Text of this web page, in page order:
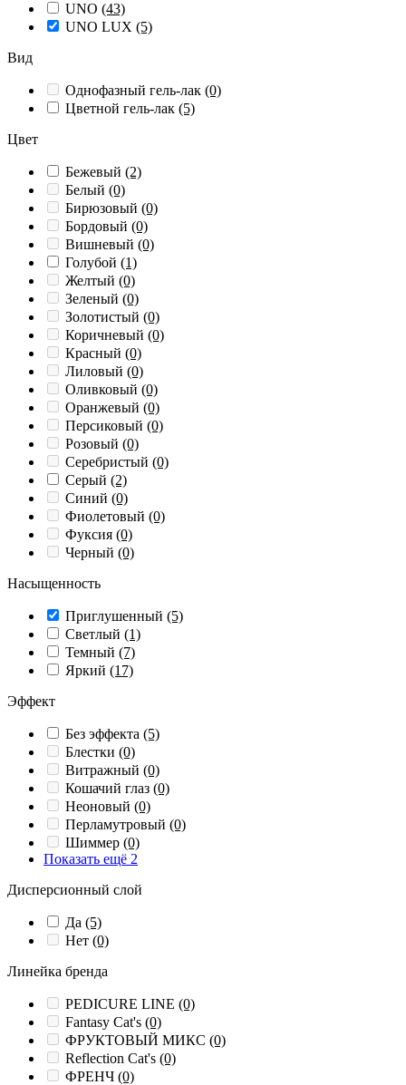
UNO (43)
UNO LUX (5)
Вид
Однофазный гель-лак (0)
Цветной гель-лак (5)
Цвет
Бежевый (2)
Белый (0)
Бирюзовый (0)
Бордовый (0)
Вишневый (0)
Голубой (1)
Желтый (0)
Зеленый (0)
Золотистый (0)
Коричневый (0)
Красный (0)
Лиловый (0)
Оливковый (0)
Оранжевый (0)
Персиковый (0)
Розовый (0)
Серебристый (0)
Серый (2)
Синий (0)
Фиолетовый (0)
Фуксия (0)
Черный (0)
Насыщенность
Приглушенный (5)
Светлый (1)
Темный (7)
Яркий (17)
Эффект
Без эффекта (5)
Блестки (0)
Витражный (0)
Кошачий глаз (0)
Неоновый (0)
Перламутровый (0)
Шиммер (0)
Показать ещё 2
Дисперсионный слой
Да (5)
Нет (0)
Линейка бренда
PEDICURE LINE (0)
Fantasy Cat's (0)
ФРУКТОВЫЙ МИКС (0)
Reflection Cat's (0)
ФРЕНЧ (0)